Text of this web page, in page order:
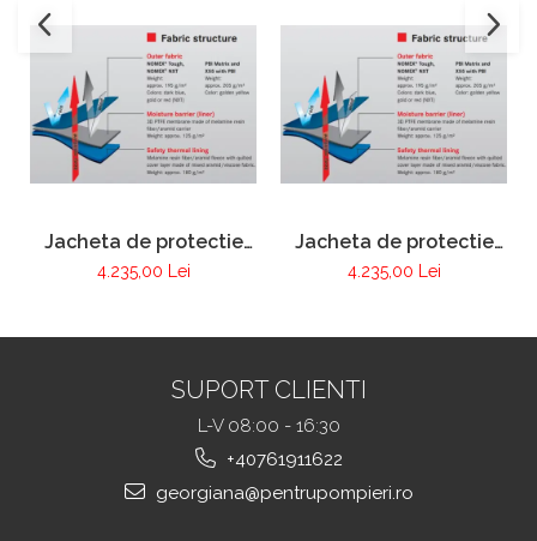
Jacheta de protectie
FIRE MAX 3 albastru
inchis, NOMEX®
4.235,00 Lei
Jacheta de protectie
FIRE MAX 3 galben,
NOMEX® Tought
4.235,00 Lei
SUPORT CLIENTI
L-V 08:00 - 16:30
+40761911622
georgiana@pentrupompieri.ro